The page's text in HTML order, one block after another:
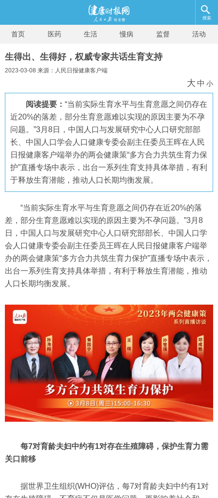
搜索
首页 医药 生活 慢病 监督 活动
生得出、生得好，权威专家共话生育支持
2023-03-08 来源：人民日报健康客户端
大 中 小
阅读提要： “当前实际生育水平与生育意愿之间仍存在
近20%的落差，部分生育意愿难以实现的原因主要为不孕
问题。”3月8日，中国人口与发展研究中心人口研究部部
长、中国人口学会人口健康专委会副主任委员王晖在人民
日报健康客户端举办的两会健康策“多方合力共筑生育力保
护”直播专场中表示，出台一系列生育支持具体举措，有利
于释放生育潜能，推动人口长期均衡发展。
“当前实际生育水平与生育意愿之间仍存在近20%的落
差，部分生育意愿难以实现的原因主要为不孕问题。”3月8
日，中国人口与发展研究中心人口研究部部长、中国人口学
会人口健康专委会副主任委员王晖在人民日报健康客户端举
办的两会健康策“多方合力共筑生育力保护”直播专场中表示，
出台一系列生育支持具体举措，有利于释放生育潜能，推动
人口长期均衡发展。
每7对育龄夫妇中约有1对存在生殖障碍，保护生育力需
关口前移
据世界卫生组织(WHO)评估，每7对育龄夫妇中约有1对